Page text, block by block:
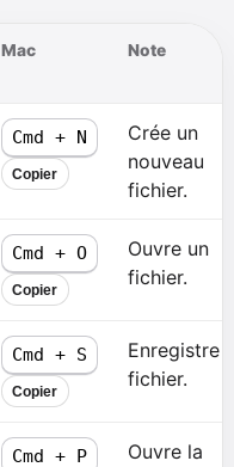
Mac Note
Cmd + N
Copier
Crée un
nouveau
fichier.
Cmd + O
Copier
Ouvre un
fichier.
Cmd + S
Copier
Enregistre
fichier.
Cmd + P
Ouvre la